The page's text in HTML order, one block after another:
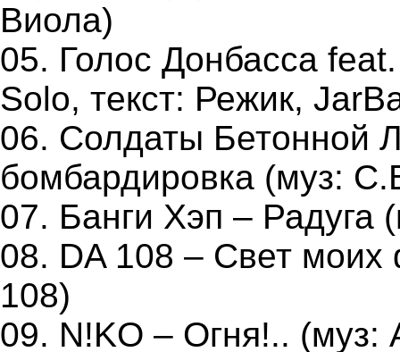
Виола)
05. Голос Донбасса
Solo, текст: Режик,
06. Солдаты Бетонной
бомбардировка (муз:
07. Банги Хэп – Радуга
08. DA 108 – Свет моих
108)
09. N!KO – Огня!.. (муз: